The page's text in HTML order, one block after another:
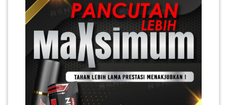
INDONESIA(1)
SINGAPORE(0)
BRUNEI(0)